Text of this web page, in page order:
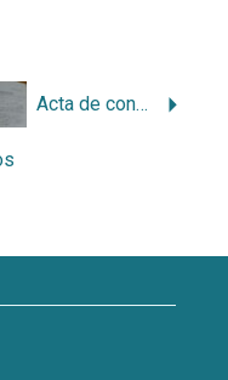
Acta de conciliación sindical de Arcos 23-1976